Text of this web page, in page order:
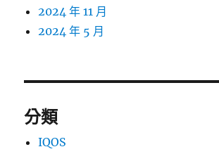
2024 年 11 月
2024 年 5 月
分類
IQOS